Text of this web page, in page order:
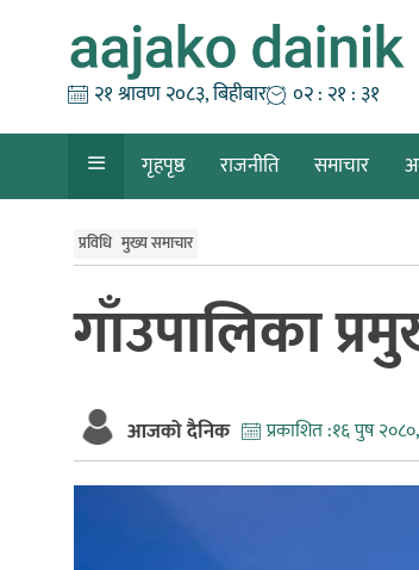
२१ श्रावण २०८३, बिहीबार ०२ : २१ : ३३
गृहपृष्ठ राजनीति समाचार
प्रविधि मुख्य समाचार
गाँउपालिका
आजको दैनिक प्रकाशित :१६ पुष